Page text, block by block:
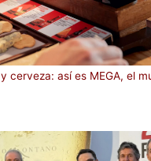
cerveza: así es MEGA, el